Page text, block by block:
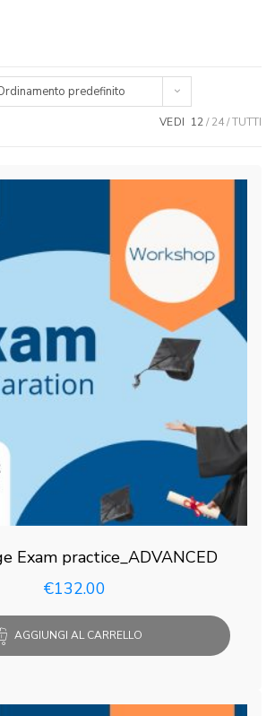
predefinito
VEDI 12 24 TUTTI
Exam practice_ADVANCED
€132.00
AGGIUNGI AL CARRELLO